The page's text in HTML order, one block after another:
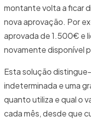
montante volta a ficar
nova aprovação. Por
aprovada de 1.500€ e
novamente disponível
Esta solução
indeterminada e uma
quanto utiliza e qual o
cada mês, desde que